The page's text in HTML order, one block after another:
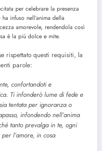
per celebrare la presenza
infuso nell’anima della
amorevole, rendendola così
è la più dolce e mite.
rispettato questi requisiti, la
parole:
confortandoti e
Ti infonderò lume di fede e
tentata per ignoranza o
infondendo nell’anima
tanto prevalga in te, ogni
l’amore, in cosa